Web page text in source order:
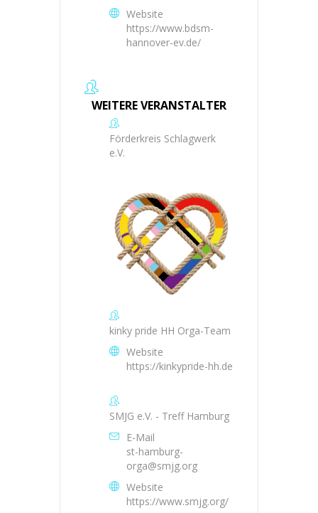
Website
https://www.bdsm-
hannover-ev.de/
WEITERE VERANSTALTER
Förderkreis Schlagwerk
e.V.
kinky pride HH Orga-Team
Website
https://kinkypride-hh.de
SMJG e.V. - Treff Hamburg
E-Mail
st-hamburg-
orga@smjg.org
Website
https://www.smjg.org/